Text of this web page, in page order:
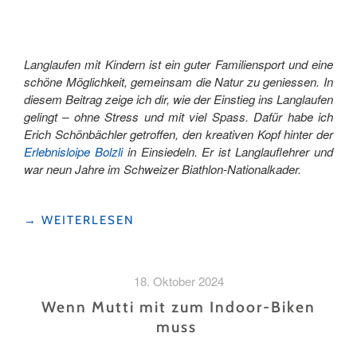
Langlaufen mit Kindern ist ein guter Familiensport und eine
schöne Möglichkeit, gemeinsam die Natur zu geniessen. In
diesem Beitrag zeige ich dir, wie der Einstieg ins Langlaufen
gelingt – ohne Stress und mit viel Spass. Dafür habe ich
Erich Schönbächler getroffen, den kreativen Kopf hinter der
Erlebnisloipe Bolzliin Einsiedeln. Er ist Langlauflehrer und
war neun Jahre im Schweizer Biathlon-Nationalkader.
"6
INS
→ WEITERLESEN
18. Oktober 2024
Wenn Mutti mit zum Indoor-Biken
muss